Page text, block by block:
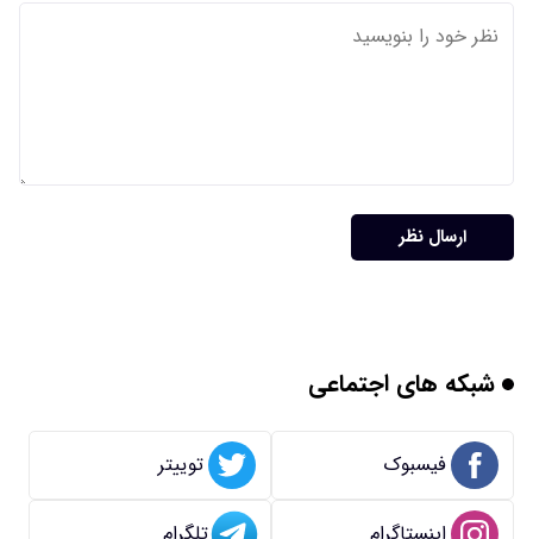
ارسال نظر
شبکه های اجتماعی
فیسبوک توییتر